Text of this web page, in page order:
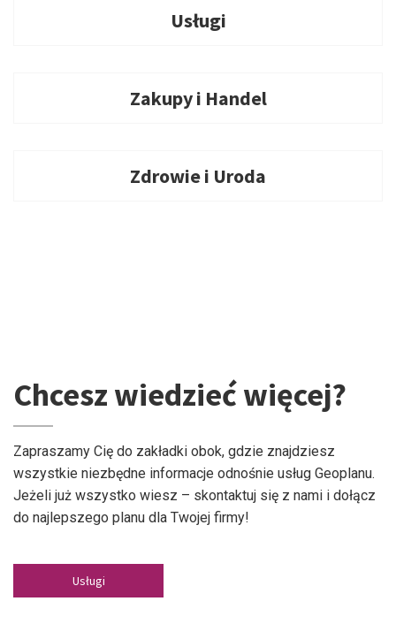
Usługi
Zakupy i Handel
Zdrowie i Uroda
Chcesz wiedzieć więcej?
Zapraszamy Cię do zakładki obok, gdzie znajdziesz
wszystkie niezbędne informacje odnośnie usług Geoplanu.
Jeżeli już wszystko wiesz – skontaktuj się z nami i dołącz
do najlepszego planu dla Twojej firmy!
Usługi